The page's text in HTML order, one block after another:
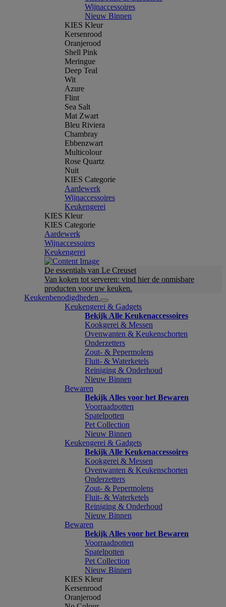
Wijnaccessoires
Nieuw Binnen
KIES Kleur
Kersenrood
Oranjerood
Shell Pink
Meringue
Deep Teal
Wit
Azure
Flint
Sea Salt
Mat Zwart
Bleu Riviera
Chambray
Ebbenzwart
Multicolour
Rose Quartz
Nuit
KIES Categorie
Aardewerk
Wijnaccessoires
Keukengerei
KIES Kleur
KIES Categorie
Aardewerk
Wijnaccessoires
Keukengerei
De essentials van Le Creuset
Van koken tot serveren: vind hier de onmisbare
producten voor uw keuken.
Keukenbenodigdheden
Keukengerei & Gadgets
Bekijk Alle Keukenaccessoires
Kookgerei & Messen
Ovenwanten & Keukenschorten
Onderzetters
Zout- & Pepermolens
Fluit- & Waterketels
Reiniging & Onderhoud
Nieuw Binnen
Bewaren
Bekijk Alles voor het Bewaren
Voorraadpotten
Spatelpotten
Pet Collection
Nieuw Binnen
Keukengerei & Gadgets
Bekijk Alle Keukenaccessoires
Kookgerei & Messen
Ovenwanten & Keukenschorten
Onderzetters
Zout- & Pepermolens
Fluit- & Waterketels
Reiniging & Onderhoud
Nieuw Binnen
Bewaren
Bekijk Alles voor het Bewaren
Voorraadpotten
Spatelpotten
Pet Collection
Nieuw Binnen
KIES Kleur
Kersenrood
Oranjerood